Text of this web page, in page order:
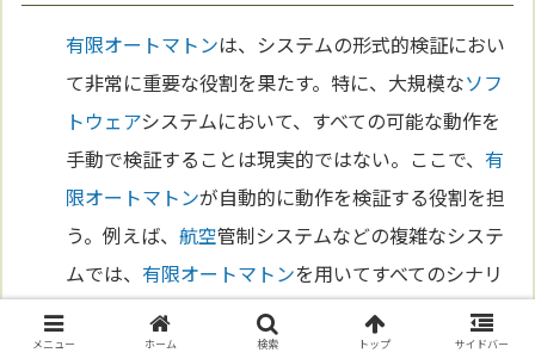
有限オートマトンは、システムの形式的検証におい
て非常に重要な役割を果たす。特に、大規模なソフ
トウェアシステムにおいて、すべての可能な動作を
手動で検証することは現実的ではない。ここで、 有
限オートマトンが自動的に動作を検証する役割を担
う。例えば、航空管制システムなどの複雑なシステ
ムでは、 有限オートマトンを用いてすべてのシナリ
オをシミュレートし、エラーがないかを検証する。
このプロセスにより、システムの安全性と信頼性が
メニュー ホーム 検索 トップ サイドバー